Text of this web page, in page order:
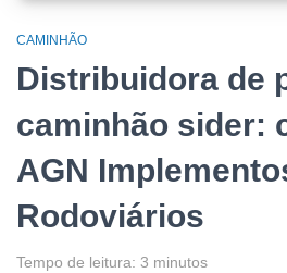
CAMINHÃO
Distribuidora de
caminhão sider:
AGN
Rodoviários
Tempo de leitura: 3 minutos